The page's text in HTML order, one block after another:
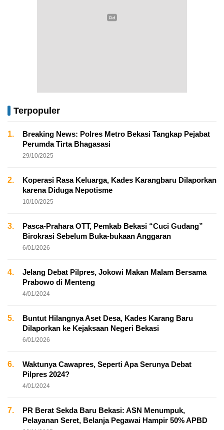
Terpopuler
1.
Breaking News: Polres Metro Bekasi Tangkap Pejabat
Perumda Tirta Bhagasasi
29/10/2025
2.
Koperasi Rasa Keluarga, Kades Karangbaru Dilaporkan
karena Diduga Nepotisme
10/10/2025
3.
Pasca-Prahara OTT, Pemkab Bekasi “Cuci Gudang”
Birokrasi Sebelum Buka-bukaan Anggaran
6/01/2026
4.
Jelang Debat Pilpres, Jokowi Makan Malam Bersama
Prabowo di Menteng
4/01/2024
5.
Buntut Hilangnya Aset Desa, Kades Karang Baru
Dilaporkan ke Kejaksaan Negeri Bekasi
6/01/2026
6.
Waktunya Cawapres, Seperti Apa Serunya Debat
Pilpres 2024?
4/01/2024
7.
PR Berat Sekda Baru Bekasi: ASN Menumpuk,
Pelayanan Seret, Belanja Pegawai Hampir 50% APBD